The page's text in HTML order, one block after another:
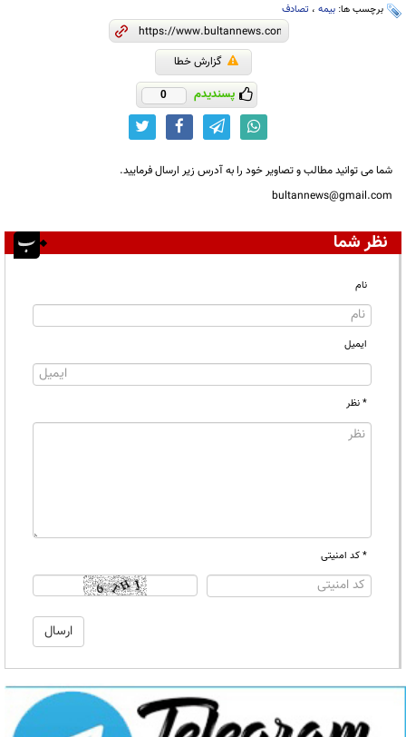
برچسب ها: بیمه ، تصادف
گزارش خطا
پسندیدم 0
شما می توانید مطالب و تصاویر خود را به آدرس زیر ارسال فرمایید.
bultannews@gmail.com
نظر شما
نام
ایمیل
* نظر
* کد امنیتی